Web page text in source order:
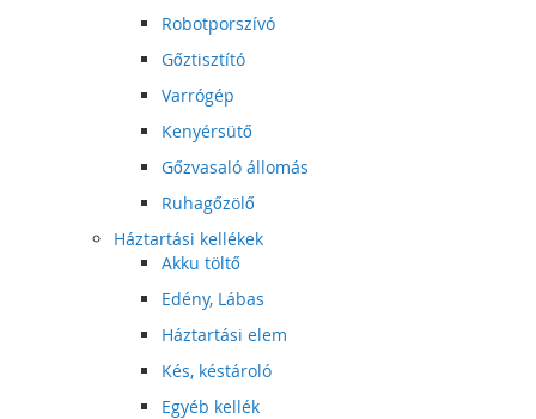
Robotporszívó
Gőztisztító
Varrógép
Kenyérsütő
Gőzvasaló állomás
Ruhagőzölő
Háztartási kellékek
Akku töltő
Edény, Lábas
Háztartási elem
Kés, késtároló
Egyéb kellék